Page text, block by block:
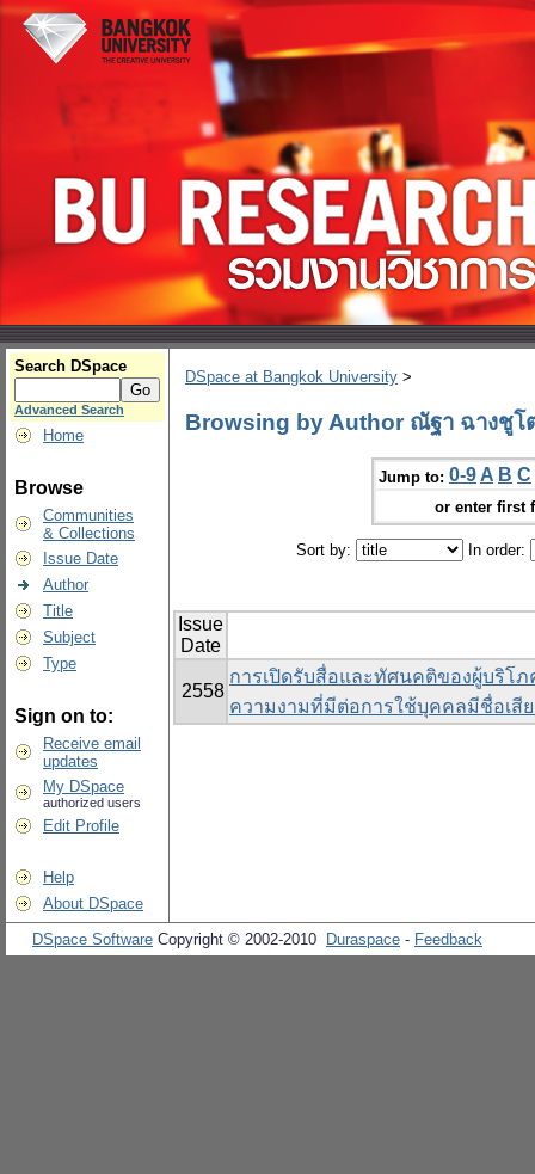
Search DSpace
Advanced Search
Home
Browse
Communities
& Collections
Issue Date
Author
Title
Subject
Type
Sign on to:
Receive email
updates
My DSpace
authorized users
Edit Profile
Help
About DSpace
DSpace at Bangkok University >
Browsing by Author ณัฐา ฉางชูโ
Jump to: 0-9 A B C
or enter first
Sort by: In order:
Issue
Date
2558
การเปิดรับสื่อและทัศนคติของผู้บริโ
ความงามที่มีต่อการใช้บุคคลมีชื่อเสี
DSpace Software Copyright © 2002-2010 Duraspace - Feedback